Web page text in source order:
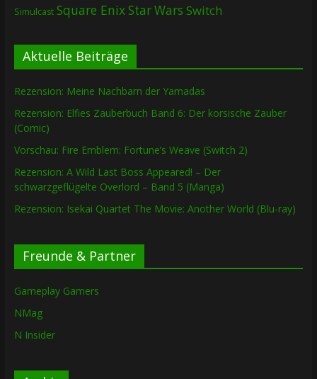
Simulcast Square EnixStar Wars Switch
Aktuelle Beiträge
Rezension: Meine Nachbarn der Yamadas
Rezension: Elfies Zauberbuch Band 6: Der korsische Zauber
(Comic)
Vorschau: Fire Emblem: Fortune’s Weave (Switch 2)
Rezension: A Wild Last Boss Appeared! – Der
schwarzgeflügelte Overlord – Band 5 (Manga)
Rezension: Isekai Quartet The Movie: Another World (Blu-ray)
Freunde & Partner
Gameplay Gamers
NMag
N Insider